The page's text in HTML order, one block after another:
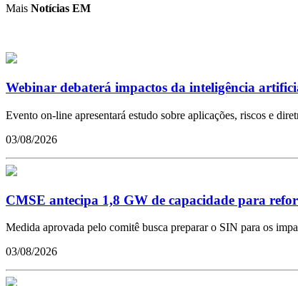
Mais Notícias EM
Webinar debaterá impactos da inteligência
Evento on-line apresentará estudo sobre aplicações, riscos e
03/08/2026
CMSE antecipa 1,8 GW de capacidade para
Medida aprovada pelo comitê busca preparar o SIN para os
03/08/2026